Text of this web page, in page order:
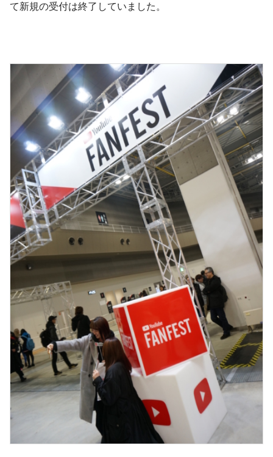
て新規の受付は終了していました。